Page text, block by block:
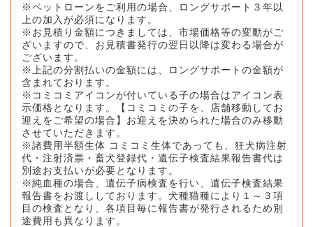
※ペットローンをご利用の場合、ロングサポート３年以
上の加入が必須になります。
※お見積り金額につきましては、市場価格等の変動がご
ざいますので、お見積書発行の翌日以降は変わる場合が
ございます。
※上記の分割払いの金額には、ロングサポートの金額が
含まれております。
※コミコミアイコンが付いている子の場合はアイコン表
示価格となります。【コミコミの子を、店舗移動してお
迎えをご希望の場合】お迎えを決められた場合のみ移動
させていただきます。
※諸費用半額生体 コミコミ生体であっても、狂犬病注射
代・注射済票・畜犬登録代・遺伝子検査結果報告書代は
別途お支払いが必要となります。
※純血種の場合、遺伝子病検査を行い、遺伝子検査結果
報告書をお渡ししております。犬種猫種により１～３項
目の検査となり、各項目毎に報告書が発行されるため別
途費用も異なります。